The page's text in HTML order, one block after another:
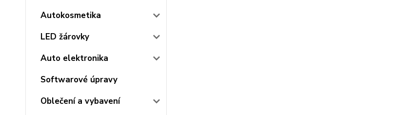
Autokosmetika
LED žárovky
Auto elektronika
Softwarové úpravy
Oblečení a vybavení